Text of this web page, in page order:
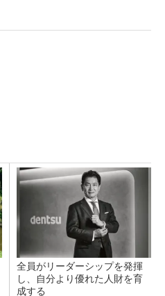
全員がリーダーシップを発揮
し、自分より優れた人財を育
成する